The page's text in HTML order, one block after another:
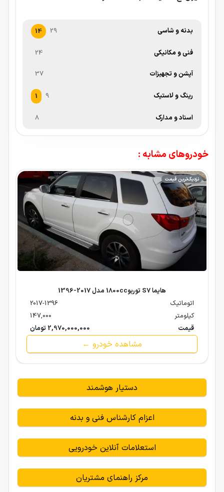
بدنه و شاسی 29
14
فنی و مکانیکی 24
آپشن و تجهیزات 37
رینگ و لاستیک 9
1
اسناد و مدارک 8
خودروهای مشابه :
نزدیک‌ترین قیمت
هایما S7 توربو1800cc مدل 2017-1396
اتوماتیک
2017-1396
کیلومتر
147,000
قیمت
2,970,000,000 تومان
مشاهده خودرو ←
دستیار هوشمند
اعزام کارشناس فنی و بدنه
استعلامات آنلاین خودرویی
مرکز راهنمای مشتریان